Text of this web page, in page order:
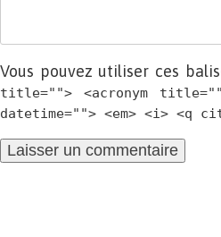
Vous pouvez utiliser ces
title=""> <acronym
datetime=""> <em> <i> <q